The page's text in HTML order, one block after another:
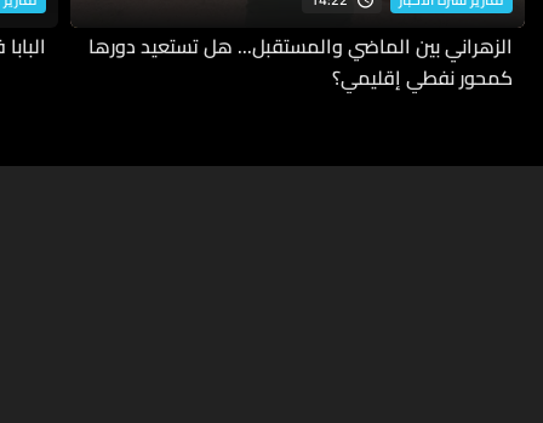
الزهراني بين الماضي والمستقبل... هل تستعيد دورها
كمحور نفطي إقليمي؟